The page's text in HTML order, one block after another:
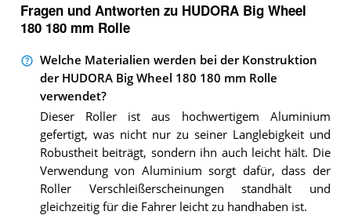
Fragen und Antworten zu HUDORA Big Wheel
180 180 mm Rolle
Welche Materialien werden bei der Konstruktion
der HUDORA Big Wheel 180 180 mm Rolle
verwendet?
Dieser Roller ist aus hochwertigem Aluminium
gefertigt, was nicht nur zu seiner Langlebigkeit und
Robustheit beiträgt, sondern ihn auch leicht hält. Die
Verwendung von Aluminium sorgt dafür, dass der
Roller Verschleißerscheinungen standhält und
gleichzeitig für die Fahrer leicht zu handhaben ist.